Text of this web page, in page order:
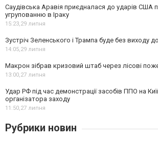
Саудівська Аравія приєдналася до ударів США
угрупованню в Іраку
15:23,29 липня
Зустріч Зеленського і Трампа буде без виходу
14:05,29 липня
Макрон зібрав кризовий штаб через лісові
13:00,27 липня
Удар РФ під час демонстрації засобів ППО на
організатора заходу
11:50,27 липня
Рубрики новин